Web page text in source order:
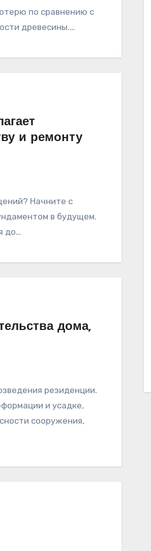
по сравнению с
древесины.…
и ремонту
в будущем.
до…
дома,
и усадке,
сооружения,